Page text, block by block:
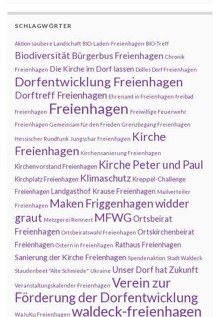
SCHLAGWÖRTER
Aktion saubere Landschaft BIO-Laden-Freienhagen BIO-Treff
Biodiversität Bürgerbus Freienhagen Chronik
Freienhagen Die Kirche im Dorf lassen Dolles Dorf Freienhagen
Dorfentwicklung Freienhagen
Dorftreff Freienhagen Ehrenamt in Freienhagen freibad
freienhagen Freienhagen Freiwillige Feuerwehr
Freienhagen Gemeinsam für den Frieden Grenzbegang Freienhagen
Hessischer Rundfunk Jungschar Freienhagen Kirche
Freienhagen Kirchensanierung Freienhagen
Kirchenvorstand Freienhagen Kirche Peter und Paul
Kirchplatz Freienhagen Klimaschutz Kreppel-Challenge
Freienhagen Landgasthof Krause Freienhagen Mailverteiler
Freienhagen Maken Friggenhagen widder
graut Metzgerei Rennert MFWG Ortsbeirat
Freienhagen Ortsbeiratswahl Freienhagen Ortskirchenbeirat
Freienhagen Ostern in Freienhagen Rathaus Freienhagen
Sanierung der Kirche Freienhagen Spendenaktion Stadt Waldeck
Staudenbeet "Alte Schmiede" Ukraine Unser Dorf hat Zukunft
Veranstaltungskalender Freienhagen Verein zur
Förderung der Dorfentwicklung
WaJuKu Freienhagen waldeck-freienhagen